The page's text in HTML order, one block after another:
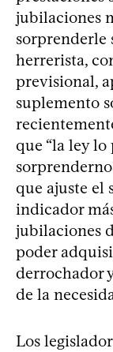
jubilaciones
sorprenderle
herrerista,
previsional,
suplemento
que “la ley lo
que ajuste el
indicador
jubilaciones
poder
derrochador
de la
Los